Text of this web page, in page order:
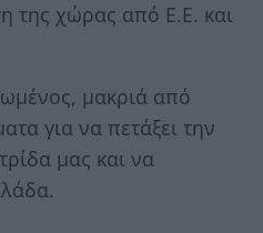
της χώρας από Ε.Ε. και
μακριά από
για να πετάξει την
μας και να